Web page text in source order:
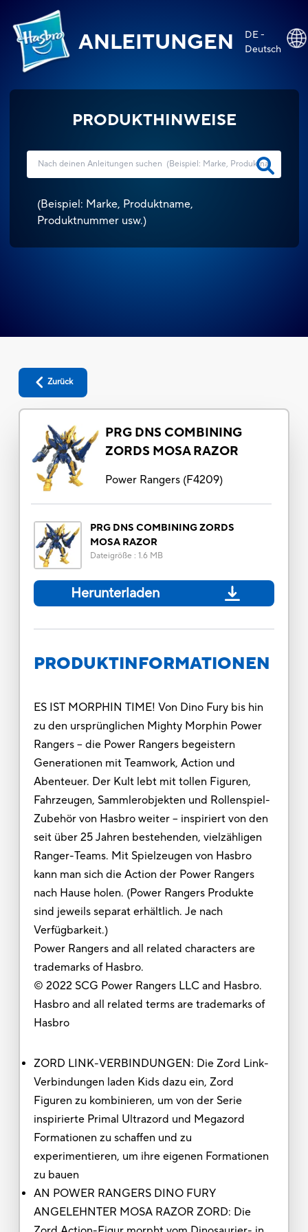
ANLEITUNGEN
DE -
Deutsch
PRODUKTHINWEISE
(Beispiel: Marke, Produktname,
Produktnummer usw.)
Zurück
PRG DNS COMBINING
ZORDS MOSA RAZOR
Power Rangers(F4209)
PRG DNS COMBINING ZORDS
MOSA RAZOR
Dateigröße : 1.6 MB
Herunterladen
PRODUKTINFORMATIONEN
ES IST MORPHIN TIME! Von Dino Fury bis hin
zu den ursprünglichen Mighty Morphin Power
Rangers – die Power Rangers begeistern
Generationen mit Teamwork, Action und
Abenteuer. Der Kult lebt mit tollen Figuren,
Fahrzeugen, Sammlerobjekten und Rollenspiel-
Zubehör von Hasbro weiter – inspiriert von den
seit über 25 Jahren bestehenden, vielzähligen
Ranger-Teams. Mit Spielzeugen von Hasbro
kann man sich die Action der Power Rangers
nach Hause holen. (Power Rangers Produkte
sind jeweils separat erhältlich. Je nach
Verfügbarkeit.)
Power Rangers and all related characters are
trademarks of Hasbro.
© 2022 SCG Power Rangers LLC and Hasbro.
Hasbro and all related terms are trademarks of
Hasbro
ZORD LINK-VERBINDUNGEN: Die Zord Link-
Verbindungen laden Kids dazu ein, Zord
Figuren zu kombinieren, um von der Serie
inspirierte Primal Ultrazord und Megazord
Formationen zu schaffen und zu
experimentieren, um ihre eigenen Formationen
zu bauen
AN POWER RANGERS DINO FURY
ANGELEHNTER MOSA RAZOR ZORD: Die